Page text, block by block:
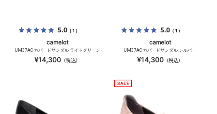
5.0（1）
camelot
UM37AC カバードサンダル ライトグリーン
¥14,300（税込）
5.0（1）
camelot
UM37AC カバードサンダル シルバー
¥14,300（税込）